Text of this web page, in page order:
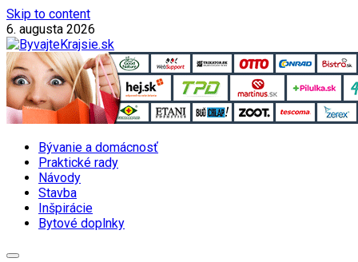
Skip to content
6. augusta 2026
ByvajteKrajsie.sk
Magazín o bývaní a domácnosti
Bývanie a domácnosť
Praktické rady
Návody
Stavba
Inšpirácie
Bytové doplnky